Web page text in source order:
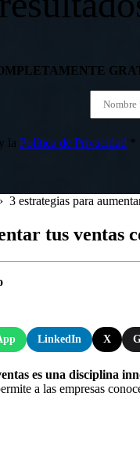
y la Política de Privacidad *
› 3 estrategias para
tus ventas
LinkedIn X
es una disciplina
a las empresas